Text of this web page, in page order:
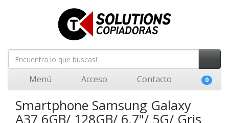
Menú Acceso Contacto 0
Smartphone Samsung Galaxy
A37 6GB/ 128GB/ 6.7"/ 5G/ Gris